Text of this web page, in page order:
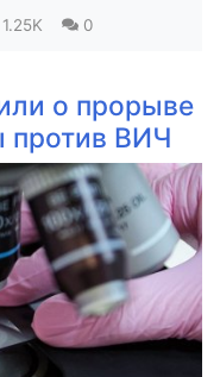
1.25K 0
о прорыве
против ВИЧ